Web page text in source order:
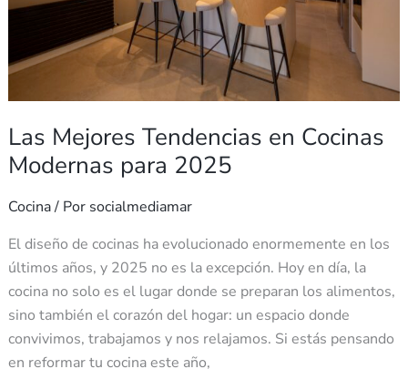
Las Mejores Tendencias en Cocinas
Modernas para 2025
Cocina/ Por socialmediamar
El diseño de cocinas ha evolucionado enormemente en los
últimos años, y 2025 no es la excepción. Hoy en día, la
cocina no solo es el lugar donde se preparan los alimentos,
sino también el corazón del hogar: un espacio donde
convivimos, trabajamos y nos relajamos. Si estás pensando
en reformar tu cocina este año,
2025